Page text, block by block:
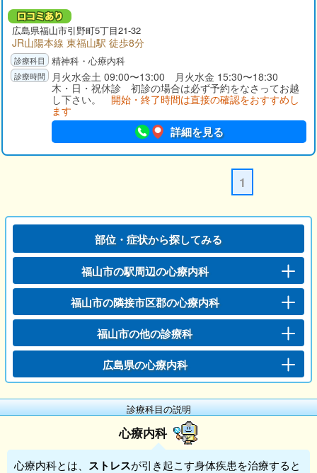
広島県福山市引野町5丁目21-32
JR山陽本線 東福山駅 徒歩8分
精神科・心療内科
月火水金土 09:00〜13:00 月火水金 15:30〜18:30
木・日・祝休診 初診の場合は必ず予約をなさってお越
し下さい。 開始・終了時間は直接の確認をおすすめし
ます
詳細を見る
1
部位・症状から探してみる
福山市の駅周辺の心療内科
福山市の隣接市区郡の心療内科
福山市の他の診療科
広島県の心療内科
診療科目の説明
心療内科
心療内科とは、 ストレスが引き起こす身体疾患を治療すると